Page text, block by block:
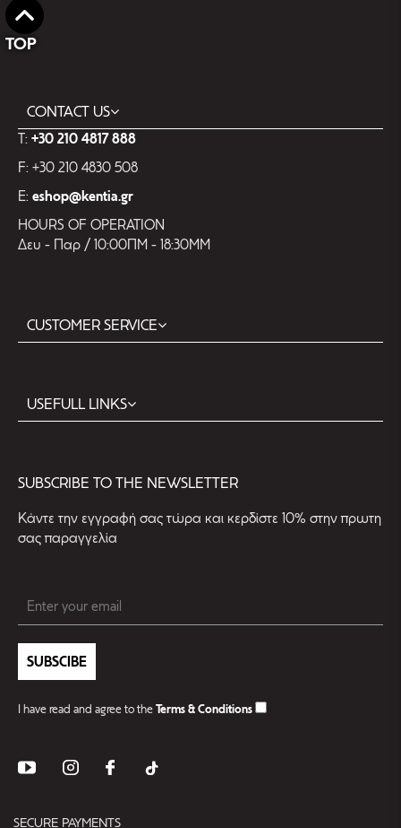
TOP
CONTACT US
T: +30 210 4817 888
F: +30 210 4830 508
E: eshop@kentia.gr
HOURS OF OPERATION
Δευ - Παρ / 10:00ΠΜ - 18:30ΜΜ
CUSTOMER SERVICE
USEFULL LINKS
SUBSCRIBE TO THE NEWSLETTER
Kάντε την εγγραφή σας τώρα και κερδίστε 10% στην πρωτη
σας παραγγελία
SUBSCIBE
I have read and agree to theTerms & Conditions
SECURE PAYMENTS